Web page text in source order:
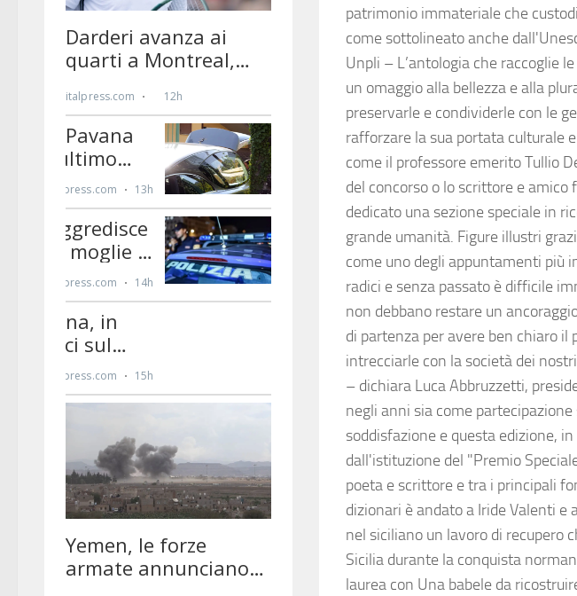
patrimonio immateriale che
come sottolineato anche
Unpli – L’antologia che raccoglie
un omaggio alla bellezza e alla
preservarle e condividerle con le
rafforzare la sua portata culturale
come il professore emerito Tullio
del concorso o lo scrittore e amico
dedicato una sezione speciale in
grande umanità. Figure illustri
come uno degli appuntamenti più
radici e senza passato è difficile
non debbano restare un
di partenza per avere ben chiaro
intrecciarle con la società dei
– dichiara Luca Abbruzzetti,
negli anni sia come
soddisfazione e questa edizione,
dall'istituzione del "Premio
poeta e scrittore e tra i principali
dizionari è andato a Iride Valenti e
nel siciliano un lavoro di recupero
Sicilia durante la conquista
laurea con Una babele da